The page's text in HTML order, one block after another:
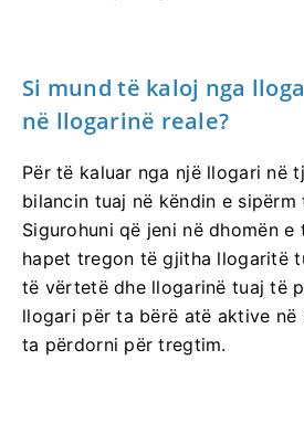
Si mund të kaloj nga
në llogarinë reale?
Për të kaluar nga një llogari në
bilancin tuaj në këndin e sipërm
Sigurohuni që jeni në dhomën
hapet tregon të gjitha llogaritë
të vërtetë dhe llogarinë tuaj të
llogari për ta bërë atë aktive në
ta përdorni për tregtim.